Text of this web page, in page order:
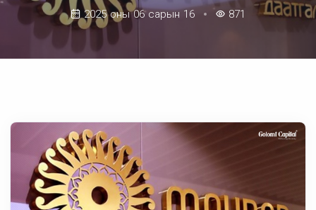
2025 оны 06 сарын 16 871